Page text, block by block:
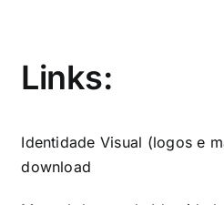
Links:
Identidade Visual (logos e
download